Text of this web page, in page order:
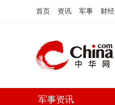
首页 资讯 军事 财经
军事资讯